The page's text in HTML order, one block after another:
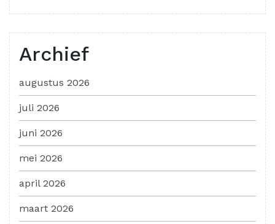
Archief
augustus 2026
juli 2026
juni 2026
mei 2026
april 2026
maart 2026